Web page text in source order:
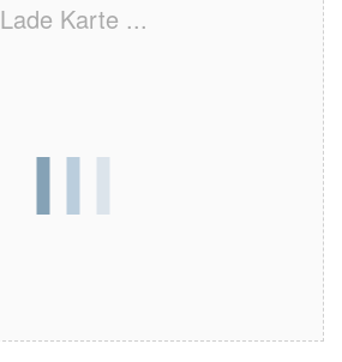
Lade Karte ...